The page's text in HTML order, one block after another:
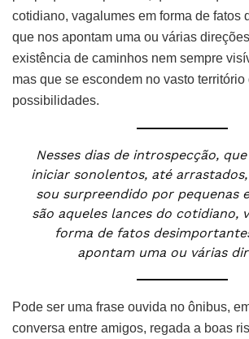
cotidiano, vagalumes em forma de fatos
que nos apontam uma ou várias
existência de caminhos nem sempre
mas que se escondem no vasto território
possibilidades.
Nesses dias de introspecção,
iniciar sonolentos, até
sou surpreendido por pequenas
são aqueles lances do cotidiano,
forma de fatos
apontam uma ou várias
Pode ser uma frase ouvida no ônibus,
conversa entre amigos, regada a boas